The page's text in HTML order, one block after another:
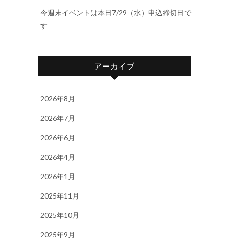
今週末イベントは本日7/29（水）申込締切日で
す
アーカイブ
2026年8月
2026年7月
2026年6月
2026年4月
2026年1月
2025年11月
2025年10月
2025年9月